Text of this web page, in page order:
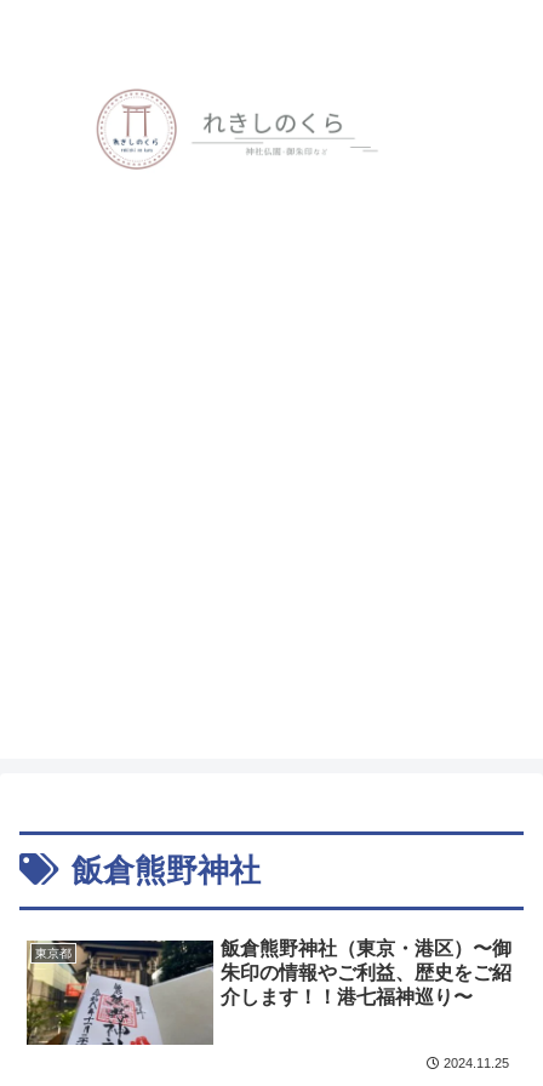
飯倉熊野神社
東京都
飯倉熊野神社（東京・港区）〜御
朱印の情報やご利益、歴史をご紹
介します！！港七福神巡り〜
2024.11.25